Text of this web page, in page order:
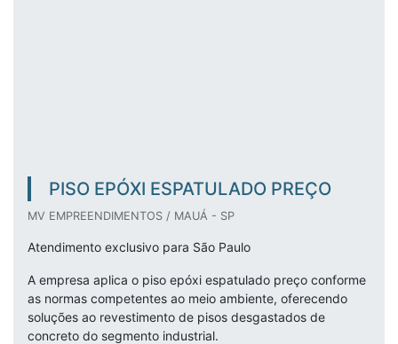
PISO EPÓXI ESPATULADO PREÇO
MV EMPREENDIMENTOS / MAUÁ - SP
Atendimento exclusivo para São Paulo
A empresa aplica o piso epóxi espatulado preço conforme
as normas competentes ao meio ambiente, oferecendo
soluções ao revestimento de pisos desgastados de
concreto do segmento industrial.